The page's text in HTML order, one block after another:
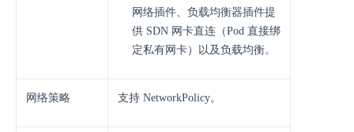
⽹络插件、负载均衡器插件提
供 SDN ⽹卡直连（Pod 直接绑
定私有⽹卡）以及负载均衡。
网络策略 ⽀持 NetworkPolicy。